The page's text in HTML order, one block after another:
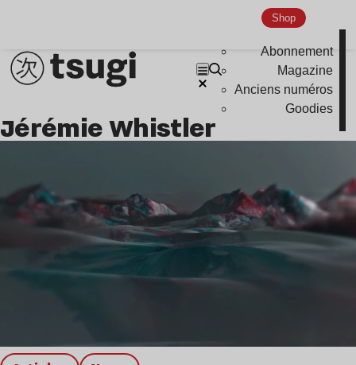
Shop
Abonnement
Magazine
Anciens numéros
Goodies
Jérémie Whistler